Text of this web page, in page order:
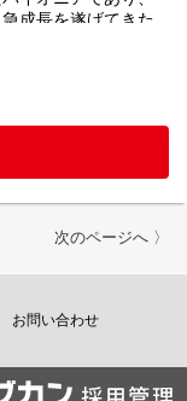
いて、月3万円を上
定拠出年金（DC）
成長を遂げてきた
安い」といったイ
下のような制度を
バランスを取り、
。
拠点の事務社員が
工事に集中できる
次のページへ 〉
お問い合わせ